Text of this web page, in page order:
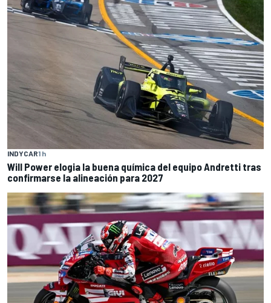
INDYCAR1 h
Will Power elogia la buena química del equipo Andretti tras
confirmarse la alineación para 2027